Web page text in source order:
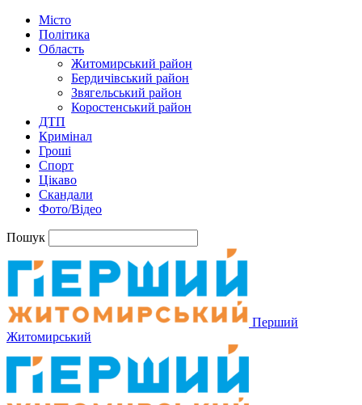
Місто
Політика
Область
Житомирський район
Бердичівський район
Звягельський район
Коростенський район
ДТП
Кримінал
Гроші
Спорт
Цікаво
Скандали
Фото/Відео
Пошук
Перший
Житомирський